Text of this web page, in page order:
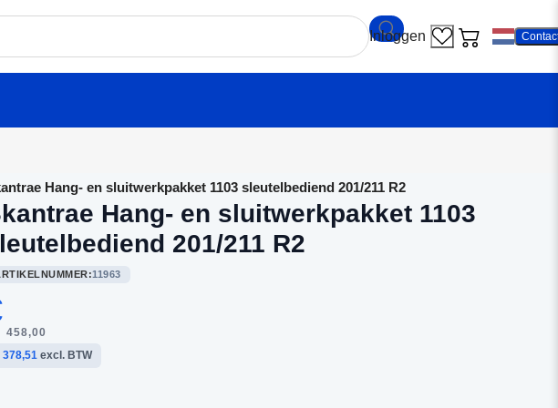
Hang- en sluitwerkpakket 1103 sleutelbediend 201/211 R2
Hang- en sluitwerkpakket 1103
201/211 R2
11963
458,00
378,51 excl. BTW